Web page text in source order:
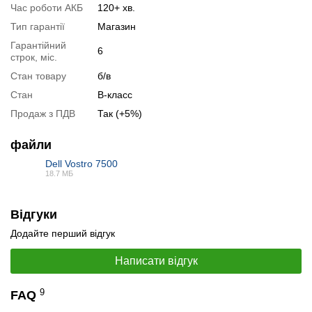
Запит оптової ціни
Час роботи АКБ
120+ хв.
Тип гарантії
Магазин
Гарантійний
строк, міс.
6
Стан товару
б/в
Стан
B-класс
Продаж з ПДВ
Так (+5%)
файли
Dell Vostro 7500
18.7 МБ
Відгуки
Додайте перший відгук
Написати відгук
FAQ 9